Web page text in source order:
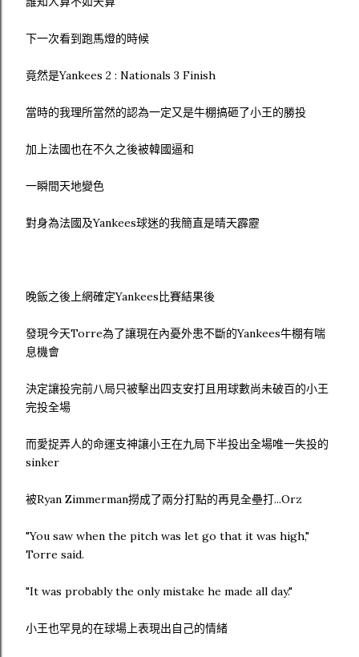
下一次看到跑馬燈的時候
竟然是Yankees 2 : Nationals 3 Finish
當時的我理所當然的認為一定又是牛棚搞砸了小王的勝投
加上法國也在不久之後被韓國逼和
一瞬間天地變色
對身為法國及Yankees球迷的我簡直是晴天霹靂
晚飯之後上網確定Yankees比賽結果後
發現今天Torre為了讓現在內憂外患不斷的Yankees牛棚有喘
息機會
決定讓投完前八局只被擊出四支安打且用球數尚未破百的小王
完投全場
而愛捉弄人的命運支神讓小王在九局下半投出全場唯一失投的
sinker
被Ryan Zimmerman撈成了兩分打點的再見全壘打...Orz
"You saw when the pitch was let go that it was high,"
Torre said.
"It was probably the only mistake he made all day."
小王也罕見的在球場上表現出自己的情緒